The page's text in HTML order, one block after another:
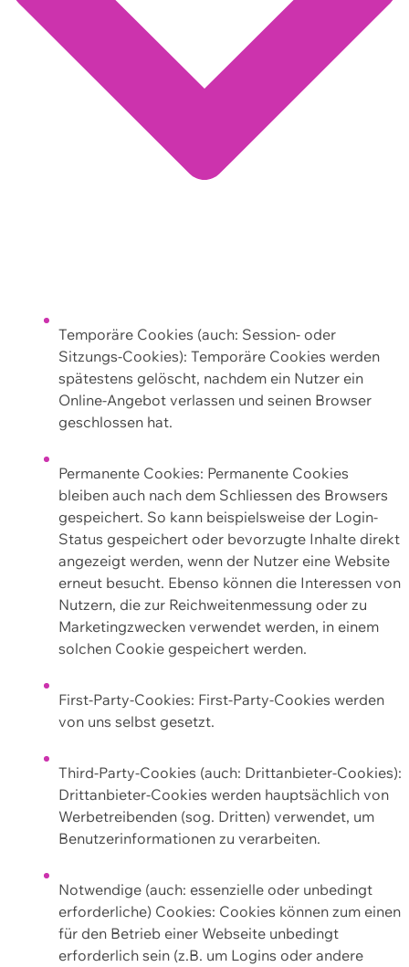
Temporäre Cookies (auch: Session- oder
Sitzungs-Cookies): Temporäre Cookies werden
spätestens gelöscht, nachdem ein Nutzer ein
Online-Angebot verlassen und seinen Browser
geschlossen hat.
Permanente Cookies: Permanente Cookies
bleiben auch nach dem Schliessen des Browsers
gespeichert. So kann beispielsweise der Login-
Status gespeichert oder bevorzugte Inhalte direkt
angezeigt werden, wenn der Nutzer eine Website
erneut besucht. Ebenso können die Interessen von
Nutzern, die zur Reichweitenmessung oder zu
Marketingzwecken verwendet werden, in einem
solchen Cookie gespeichert werden.
First-Party-Cookies: First-Party-Cookies werden
von uns selbst gesetzt.
Third-Party-Cookies (auch: Drittanbieter-Cookies):
Drittanbieter-Cookies werden hauptsächlich von
Werbetreibenden (sog. Dritten) verwendet, um
Benutzerinformationen zu verarbeiten.
Notwendige (auch: essenzielle oder unbedingt
erforderliche) Cookies: Cookies können zum einen
für den Betrieb einer Webseite unbedingt
erforderlich sein (z.B. um Logins oder andere